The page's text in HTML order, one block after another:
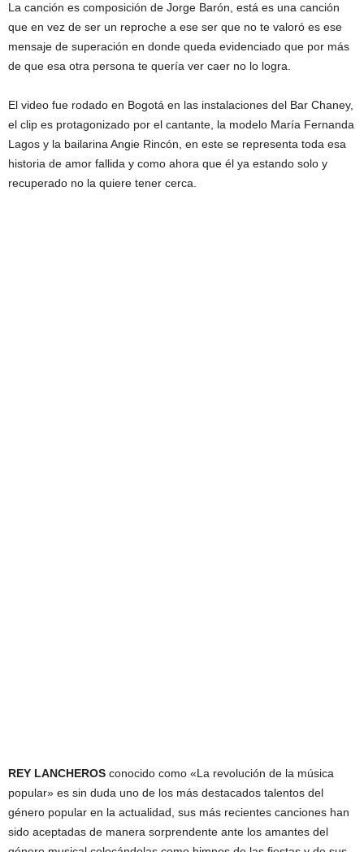
La canción es composición de Jorge Barón, está es una canción
que en vez de ser un reproche a ese ser que no te valoró es ese
mensaje de superación en donde queda evidenciado que por más
de que esa otra persona te quería ver caer no lo logra.
El video fue rodado en Bogotá en las instalaciones del Bar Chaney,
el clip es protagonizado por el cantante, la modelo María Fernanda
Lagos y la bailarina Angie Rincón, en este se representa toda esa
historia de amor fallida y como ahora que él ya estando solo y
recuperado no la quiere tener cerca.
REY LANCHEROS conocido como «La revolución de la música
popular» es sin duda uno de los más destacados talentos del
género popular en la actualidad, sus más recientes canciones han
sido aceptadas de manera sorprendente ante los amantes del